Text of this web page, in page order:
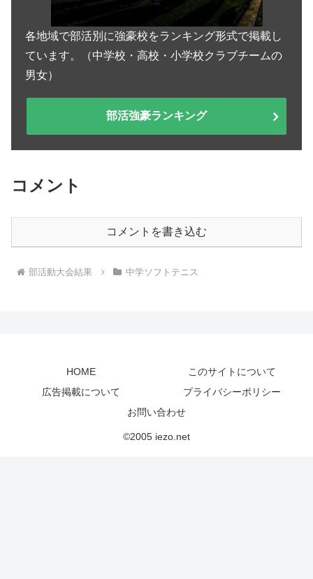
各地域で部活別に強豪校をランキング形式で掲載し
ています。（中学校・高校・小学校クラブチームの
男女）
部活強豪ランキング
コメント
コメントを書き込む
部活動大会結果 中学ソフトテニス
HOME
このサイトについて
広告掲載について
プライバシーポリシー
お問い合わせ
©2005 iezo.net